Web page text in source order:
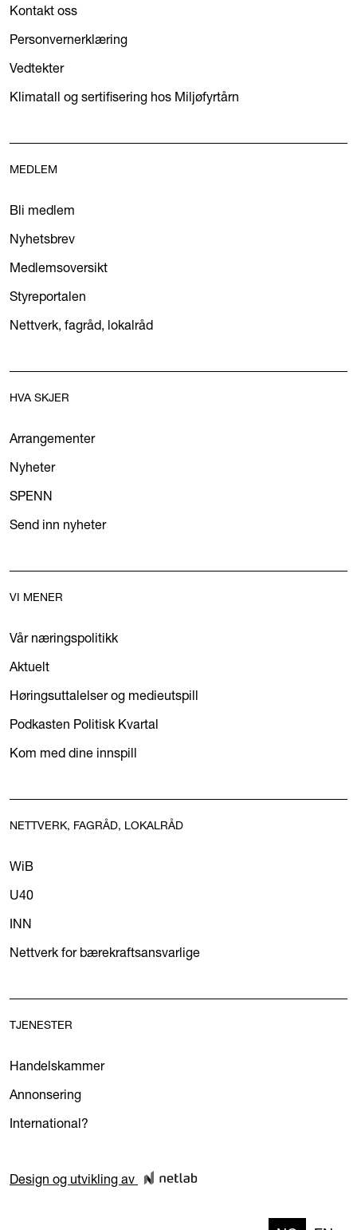
Kontakt oss
Personvernerklæring
Vedtekter
Klimatall og sertifisering hos Miljøfyrtårn
MEDLEM
Bli medlem
Nyhetsbrev
Medlemsoversikt
Styreportalen
Nettverk, fagråd, lokalråd
HVA SKJER
Arrangementer
Nyheter
SPENN
Send inn nyheter
VI MENER
Vår næringspolitikk
Aktuelt
Høringsuttalelser og medieutspill
Podkasten Politisk Kvartal
Kom med dine innspill
NETTVERK, FAGRÅD, LOKALRÅD
WiB
U40
INN
Nettverk for bærekraftsansvarlige
TJENESTER
Handelskammer
Annonsering
International?
Design og utvikling av